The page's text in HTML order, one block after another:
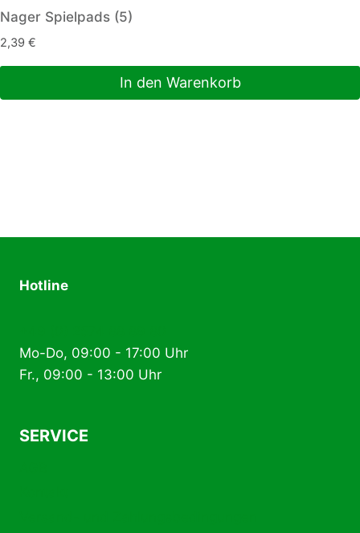
Nager Spielpads (5)
2,39 €
In den Warenkorb
Hotline
Mo-Do, 09:00 - 17:00 Uhr
Fr., 09:00 - 13:00 Uhr
SERVICE